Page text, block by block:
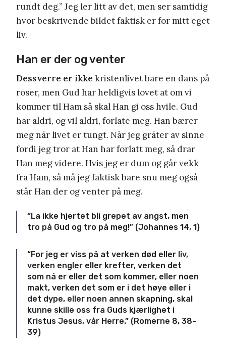
rundt deg.” Jeg ler litt av det, men ser samtidig
hvor beskrivende bildet faktisk er for mitt eget
liv.
Han er der og venter
Dessverre er ikke kristenlivet bare en dans på
roser, men Gud har heldigvis lovet at om vi
kommer til Ham så skal Han gi oss hvile. Gud
har aldri, og vil aldri, forlate meg. Han bærer
meg når livet er tungt. Når jeg gråter av sinne
fordi jeg tror at Han har forlatt meg, så drar
Han meg videre. Hvis jeg er dum og går vekk
fra Ham, så må jeg faktisk bare snu meg også
står Han der og venter på meg.
“La ikke hjertet bli grepet av angst, men
tro på Gud og tro på meg!” (Johannes 14, 1)
“For jeg er viss på at verken død eller liv,
verken engler eller krefter, verken det
som nå er eller det som kommer, eller noen
makt, verken det som er i det høye eller i
det dype, eller noen annen skapning, skal
kunne skille oss fra Guds kjærlighet i
Kristus Jesus, vår Herre.” (Romerne 8, 38-
39)